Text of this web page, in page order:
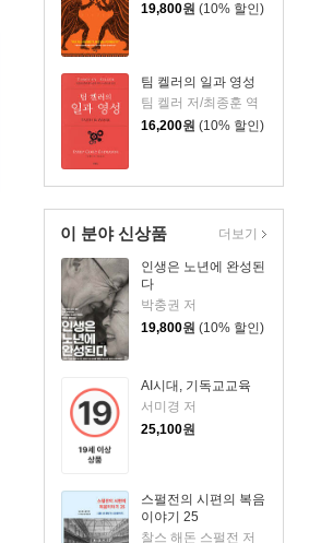
19,800원 (10% 할인)
팀 켈러의 일과 영성
팀 켈러 저/최종훈 역
16,200원 (10% 할인)
이 분야 신상품
인생은 노년에 완성된
다
박충권 저
19,800원 (10% 할인)
AI시대, 기독교교육
서미경 저
25,100원
스펄전의 시편의 복음
이야기 25
찰스 해돈 스펄전 저
더보기